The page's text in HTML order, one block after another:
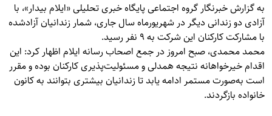
به گزارش خبرنگار گروه اجتماعی پایگاه خبری تحلیلی «ایلام بیدار»، با
آزادی دو زندانی دیگر در شهریورماه سال جاری، شمار زندانیان آزادشده
با مشارکت کارکنان این شرکت به ۹ نفر رسید.
محمد محمدی، صبح امروز در جمع اصحاب رسانه ایلام اظهار کرد: این
اقدام خیرخواهانه نتیجه همدلی و مسئولیت‌پذیری کارکنان بوده و مقرر
است به‌صورت مستمر ادامه یابد تا زندانیان بیشتری بتوانند به کانون
خانواده بازگردند.